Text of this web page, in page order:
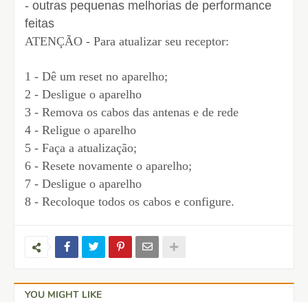
- outras pequenas melhorias de performance
feitas
ATENÇÃO - Para atualizar seu receptor:
1 - Dê um reset no aparelho;
2 - Desligue o aparelho
3 - Remova os cabos das antenas e de rede
4 - Religue o aparelho
5 - Faça a atualização;
6 - Resete novamente o aparelho;
7 - Desligue o aparelho
8 - Recoloque todos os cabos e configure.
YOU MIGHT LIKE